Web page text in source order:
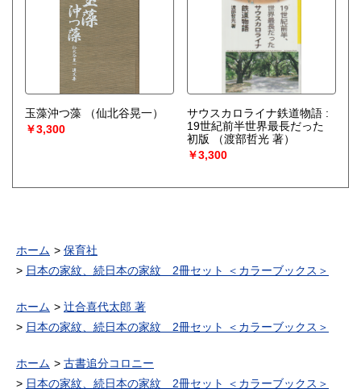
玉藻沖つ藻
（仙北谷晃一）
￥3,300
サウスカロライナ鉄道物語 :
19世紀前半世界最長だった
初版
（渡部哲光 著）
￥3,300
ホーム
保育社
日本の家紋、続日本の家紋 2冊セット ＜カラーブックス＞
ホーム
辻合喜代太郎 著
日本の家紋、続日本の家紋 2冊セット ＜カラーブックス＞
ホーム
古書追分コロニー
日本の家紋、続日本の家紋 2冊セット ＜カラーブックス＞